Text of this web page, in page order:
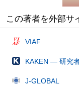
この著者を外部サ
VIAF
KAKEN — 研究
J-GLOBAL